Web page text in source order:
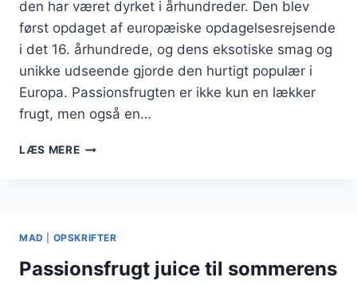
den har været dyrket i århundreder. Den blev
først opdaget af europæiske opdagelsesrejsende
i det 16. århundrede, og dens eksotiske smag og
unikke udseende gjorde den hurtigt populær i
Europa. Passionsfrugten er ikke kun en lækker
frugt, men også en…
LÆS MEREPASSIONSFRUGT
MAD OPSKRIFTER
Passionsfrugt juice til sommerens